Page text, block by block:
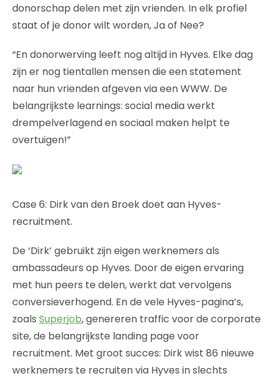
donorschap delen met zijn vrienden. In elk profiel
staat of je donor wilt worden, Ja of Nee?
“En donorwerving leeft nog altijd in Hyves. Elke dag
zijn er nog tientallen mensen die een statement
naar hun vrienden afgeven via een WWW. De
belangrijkste learnings: social media werkt
drempelverlagend en sociaal maken helpt te
overtuigen!”
Case 6: Dirk van den Broek doet aan Hyves-
recruitment.
De ‘Dirk’ gebruikt zijn eigen werknemers als
ambassadeurs op Hyves. Door de eigen ervaring
met hun peers te delen, werkt dat vervolgens
conversieverhogend. En de vele Hyves-pagina’s,
zoals Superjob, genereren traffic voor de corporate
site, de belangrijkste landing page voor
recruitment. Met groot succes: Dirk wist 86 nieuwe
werknemers te recruiten via Hyves in slechts